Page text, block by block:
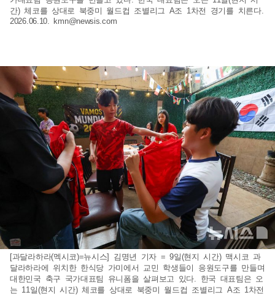
간) 체코를 상대로 북중미 월드컵 조별리그 A조 1차전 경기를 치른다.
2026.06.10.
kmn@newsis.com
[과달라하라(멕시코)=뉴시스] 김명년 기자 = 9일(현지 시간) 맥시코 과
달라하라에 위치한 한식당 가미에서 교민 학생들이 응원도구를 만들며
대한민국 축구 국가대표팀 유니폼을 살펴보고 있다. 한국 대표팀은 오
는 11일(현지 시간) 체코를 상대로 북중미 월드컵 조별리그 A조 1차전